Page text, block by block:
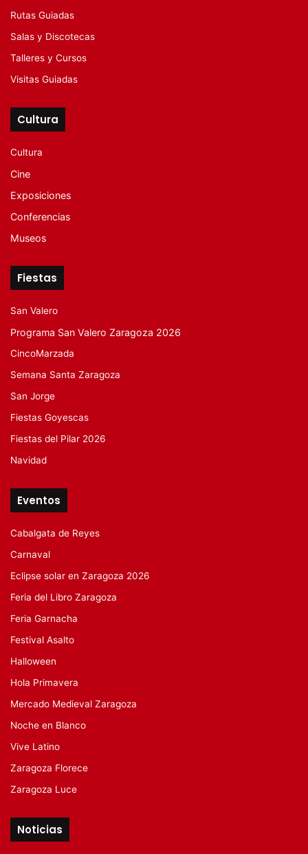
Rutas Guiadas
Salas y Discotecas
Talleres y Cursos
Visitas Guiadas
Cultura
Cultura
Cine
Exposiciones
Conferencias
Museos
Fiestas
San Valero
Programa San Valero Zaragoza 2026
CincoMarzada
Semana Santa Zaragoza
San Jorge
Fiestas Goyescas
Fiestas del Pilar 2026
Navidad
Eventos
Cabalgata de Reyes
Carnaval
Eclipse solar en Zaragoza 2026
Feria del Libro Zaragoza
Feria Garnacha
Festival Asalto
Halloween
Hola Primavera
Mercado Medieval Zaragoza
Noche en Blanco
Vive Latino
Zaragoza Florece
Zaragoza Luce
Noticias